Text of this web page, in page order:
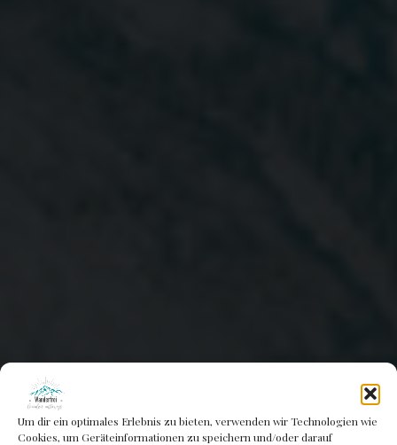
Um dir ein optimales Erlebnis zu bieten, verwenden wir Technologien wie
Cookies, um Geräteinformationen zu speichern und/oder darauf